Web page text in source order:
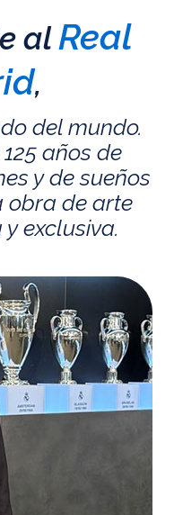
alReal
,
del mundo.
años de
y de sueños
obra de arte
exclusiva.